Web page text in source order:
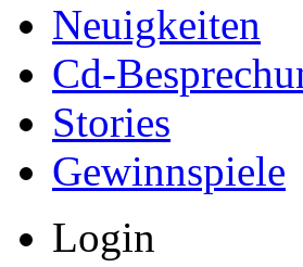
Neuigkeiten
Cd-
Stories
Gewinnspiele
Login